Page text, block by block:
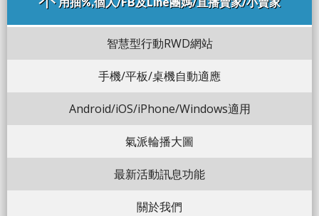
智慧型行動RWD網站
手機/平板/桌機自動適應
Android/iOS/iPhone/Windows適用
氣派輪播大圖
最新活動訊息功能
關於我們